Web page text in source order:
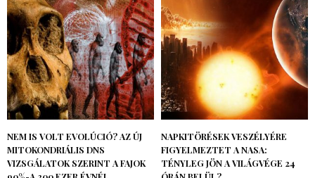
NEM IS VOLT EVOLÚCIÓ? AZ ÚJ
MITOKONDRIÁLIS DNS
VIZSGÁLATOK SZERINT A FAJOK
NAPKITÖRÉSEK VESZÉLYÉRE
FIGYELMEZTET A NASA:
TÉNYLEG JÖN A VILÁGVÉGE 24